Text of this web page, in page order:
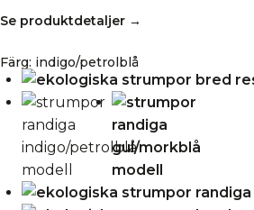
Se produktdetaljer →
Färg: indigo/petrolblå